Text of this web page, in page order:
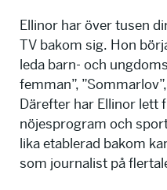
Ellinor har över tusen
TV bakom sig. Hon
leda barn- och
femman”,
Därefter har Ellinor lett
nöjesprogram och
lika etablerad bakom
som journalist på